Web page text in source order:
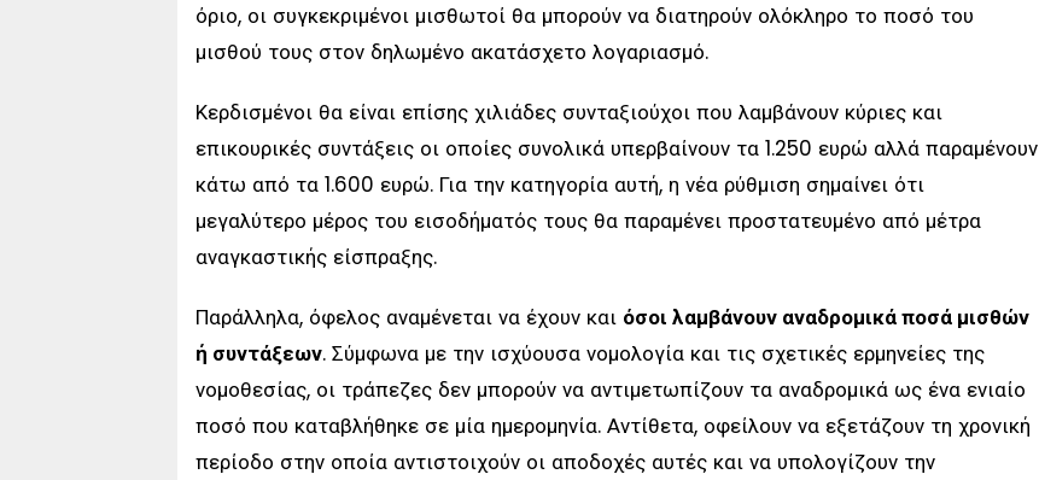
όριο, οι συγκεκριμένοι μισθωτοί θα μπορούν να διατηρούν ολόκληρο το ποσό του
μισθού τους στον δηλωμένο ακατάσχετο λογαριασμό.
Κερδισμένοι θα είναι επίσης χιλιάδες συνταξιούχοι που λαμβάνουν κύριες και
επικουρικές συντάξεις οι οποίες συνολικά υπερβαίνουν τα 1.250 ευρώ αλλά παραμένουν
κάτω από τα 1.600 ευρώ. Για την κατηγορία αυτή, η νέα ρύθμιση σημαίνει ότι
μεγαλύτερο μέρος του εισοδήματός τους θα παραμένει προστατευμένο από μέτρα
αναγκαστικής είσπραξης.
Παράλληλα, όφελος αναμένεται να έχουν και όσοι λαμβάνουν αναδρομικά ποσά μισθών
ή συντάξεων. Σύμφωνα με την ισχύουσα νομολογία και τις σχετικές ερμηνείες της
νομοθεσίας, οι τράπεζες δεν μπορούν να αντιμετωπίζουν τα αναδρομικά ως ένα ενιαίο
ποσό που καταβλήθηκε σε μία ημερομηνία. Αντίθετα, οφείλουν να εξετάζουν τη χρονική
περίοδο στην οποία αντιστοιχούν οι αποδοχές αυτές και να υπολογίζουν την